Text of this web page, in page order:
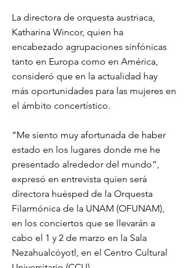
La directora de orquesta austriaca,
Katharina Wincor, quien ha
encabezado agrupaciones sinfónicas
tanto en Europa como en América,
consideró que en la actualidad hay
más oportunidades para las mujeres en
el ámbito concertístico.
“Me siento muy afortunada de haber
estado en los lugares donde me he
presentado alrededor del mundo”,
expresó en entrevista quien será
directora huésped de la Orquesta
Filarmónica de la UNAM (OFUNAM),
en los conciertos que se llevarán a
cabo el 1 y 2 de marzo en la Sala
Nezahualcóyotl, en el Centro Cultural